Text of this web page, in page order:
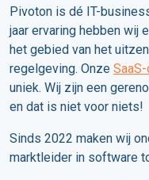
Pivoton is dé IT-
jaar ervaring hebben wij
het gebied van het
regelgeving. Onze
uniek. Wij zijn een
en dat is niet voor niets!
Sinds 2022 maken wij
marktleider in software